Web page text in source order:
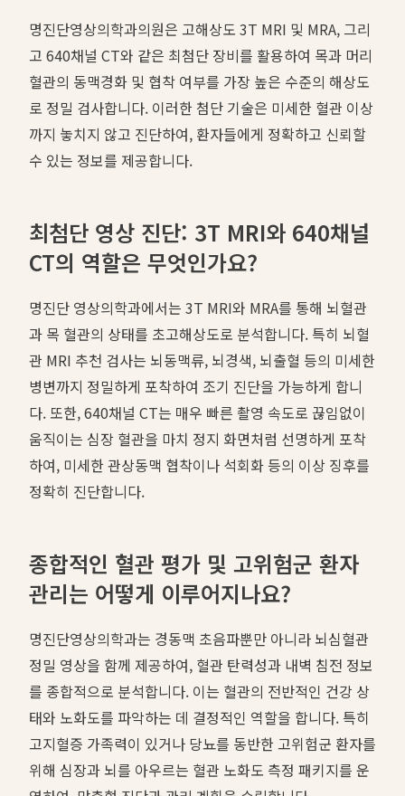
명진단영상의학과의원은 고해상도 3T MRI 및 MRA, 그리
고 640채널 CT와 같은 최첨단 장비를 활용하여 목과 머리
혈관의 동맥경화 및 협착 여부를 가장 높은 수준의 해상도
로 정밀 검사합니다. 이러한 첨단 기술은 미세한 혈관 이상
까지 놓치지 않고 진단하여, 환자들에게 정확하고 신뢰할
수 있는 정보를 제공합니다.
최첨단 영상 진단: 3T MRI와 640채널
CT의 역할은 무엇인가요?
명진단 영상의학과에서는 3T MRI와 MRA를 통해 뇌혈관
과 목 혈관의 상태를 초고해상도로 분석합니다. 특히 뇌혈
관 MRI 추천 검사는 뇌동맥류, 뇌경색, 뇌출혈 등의 미세한
병변까지 정밀하게 포착하여 조기 진단을 가능하게 합니
다. 또한, 640채널 CT는 매우 빠른 촬영 속도로 끊임없이
움직이는 심장 혈관을 마치 정지 화면처럼 선명하게 포착
하여, 미세한 관상동맥 협착이나 석회화 등의 이상 징후를
정확히 진단합니다.
종합적인 혈관 평가 및 고위험군 환자
관리는 어떻게 이루어지나요?
명진단영상의학과는 경동맥 초음파뿐만 아니라 뇌심혈관
정밀 영상을 함께 제공하여, 혈관 탄력성과 내벽 침전 정보
를 종합적으로 분석합니다. 이는 혈관의 전반적인 건강 상
태와 노화도를 파악하는 데 결정적인 역할을 합니다. 특히
고지혈증 가족력이 있거나 당뇨를 동반한 고위험군 환자를
위해 심장과 뇌를 아우르는 혈관 노화도 측정 패키지를 운